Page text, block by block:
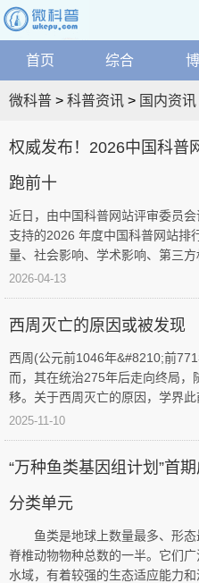
微
科
页
网
站
地
微
科
普
搜
索
品
科
移
科
微
关
词：
资
讯
博
学
健
技
庭
问
答
学
术
人
物
活
趣
百
普知识
首页 综合
微科普 > 科普资讯 > 国内资讯
国
内
资
讯
权威发布！2026中国科普
跑前十
近日，由中国科普网站评审委员
支持的2026 年度中国科普网站排
量、社会影响、学术影响、第三方
2026-04-13
西周灭亡的原因或被发现
西周(公元前1046年&#8210;前
而，其在统治275年后走向终局，
移。关于西周灭亡的原因，学界此
2025-11-10
“万种鱼类基因组计划”首
分类单元
鱼类是地球上数量最多、形态
脊椎动物物种总数的一半。它们
水域，有着较强的生态适应能力和